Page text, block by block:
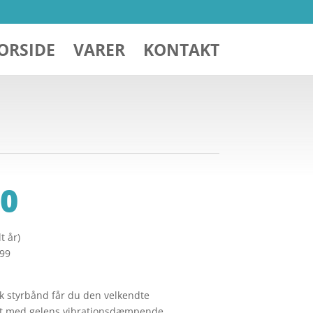
VARER KONTAKT
år)
styrbånd får du den velkendte